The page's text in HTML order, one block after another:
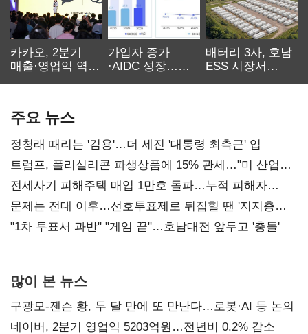
카카오, 2분기
매출·영업익 역대
가입자 증가
·AIDC 성장…
배터리 3사, 호남
ESS 시장서
주요 뉴스
정청래 때리는 '김용'…더 세진 '대통령 최측근' 입
트럼프, 폴리실리콘 파생상품에 15% 관세…"미 산업
재건"
전세사기 피해주택 매입 1만호 돌파…누적 피해자
4만278명
문제는 전대 이후…선호투표제로 뒤집힐 땐 '지지층
불복'
"1차 투표서 과반" "게임 끝"…호남대전 앞두고 '충돌'
많이 본 뉴스
구광모-젠슨 황, 두 달 만에 또 만난다…로봇·AI 등 논의
네이버, 2분기 영업익 5203억원…전년비 0.2% 감소